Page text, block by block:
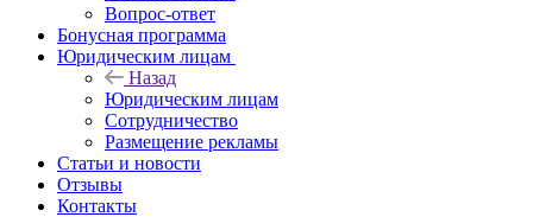
Вопрос-ответ
Бонусная программа
Юридическим лицам
Назад
Юридическим лицам
Сотрудничество
Размещение рекламы
Статьи и новости
Отзывы
Контакты